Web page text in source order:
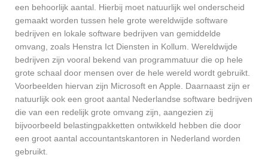
een behoorlijk aantal. Hierbij moet natuurlijk wel onderscheid
gemaakt worden tussen hele grote wereldwijde software
bedrijven en lokale software bedrijven van gemiddelde
omvang, zoals Henstra Ict Diensten in Kollum. Wereldwijde
bedrijven zijn vooral bekend van programmatuur die op hele
grote schaal door mensen over de hele wereld wordt gebruikt.
Voorbeelden hiervan zijn Microsoft en Apple. Daarnaast zijn er
natuurlijk ook een groot aantal Nederlandse software bedrijven
die van een redelijk grote omvang zijn, aangezien zij
bijvoorbeeld belastingpakketten ontwikkeld hebben die door
een groot aantal accountantskantoren in Nederland worden
gebruikt.